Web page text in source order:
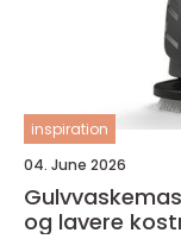
inspiration
04. June 2026
og lavere